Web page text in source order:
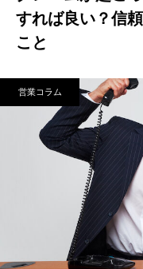
すれば良い？信
こと
営業コラム